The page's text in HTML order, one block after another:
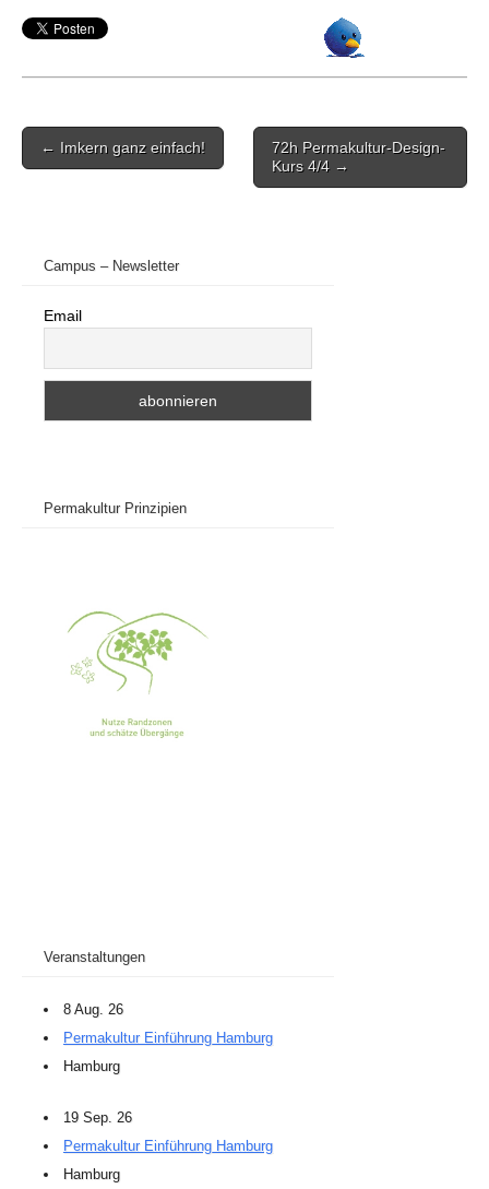
Post
navigation
← Imkern ganz einfach!
72h Permakultur-Design-
Kurs 4/4 →
Campus – Newsletter
Email
Permakultur Prinzipien
Veranstaltungen
8 Aug. 26
Permakultur Einführung Hamburg
Hamburg
19 Sep. 26
Permakultur Einführung Hamburg
Hamburg